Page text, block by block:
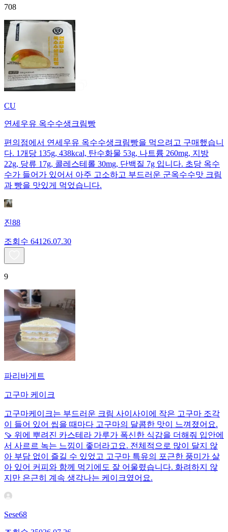
708
CU
연세우유 옥수수생크림빵
편의점에서 연세우유 옥수수생크림빵을 먹으려고 구매했습니
다. 1개당 135g, 438kcal, 탄수화물 53g, 나트륨 260mg, 지방
22g, 당류 17g, 콜레스테롤 30mg, 단백질 7g 입니다. 초당 옥수
수가 들어가 있어서 아주 고소하고 부드러운 군옥수수맛 크림
과 빵을 맛있게 먹었습니다.
진88
조회수 641 26.07.30
9
파리바게트
고구마 케이크
고구마케이크는 부드러운 크림 사이사이에 작은 고구마 조각
이 들어 있어 씹을 때마다 고구마의 달콤한 맛이 느껴졌어요.
🍠 위에 뿌려진 카스테라 가루가 폭신한 식감을 더해줘 입안에
서 사르르 녹는 느낌이 좋더라고요. 전체적으로 많이 달지 않
아 부담 없이 즐길 수 있었고 고구마 특유의 포근한 풍미가 살
아 있어 커피와 함께 먹기에도 잘 어울렸습니다. 화려하지 않
지만 은근히 계속 생각나는 케이크였어요.
Sese68